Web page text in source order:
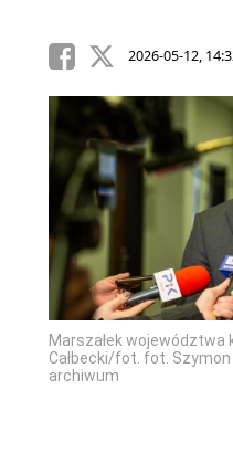
2026-05-12,
Marszałek
Całbecki/fot. fot. Szymon
archiwum